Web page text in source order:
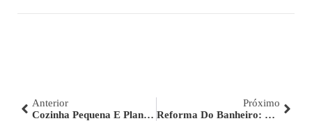
Anterior
Cozinha Pequena E Planejada: Confira As Dicas Inspiradoras
Próximo
Reforma Do Banheiro: Conheça Os Principais Erros